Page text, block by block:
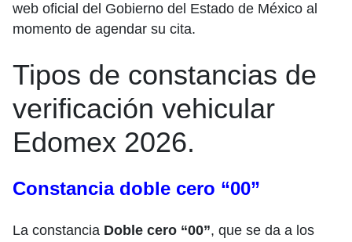
web oficial del Gobierno del Estado de México al
momento de agendar su cita.
Tipos de constancias de
verificación vehicular
Edomex 2026.
Constancia doble cero “00”
La constancia Doble cero “00”, que se da a los